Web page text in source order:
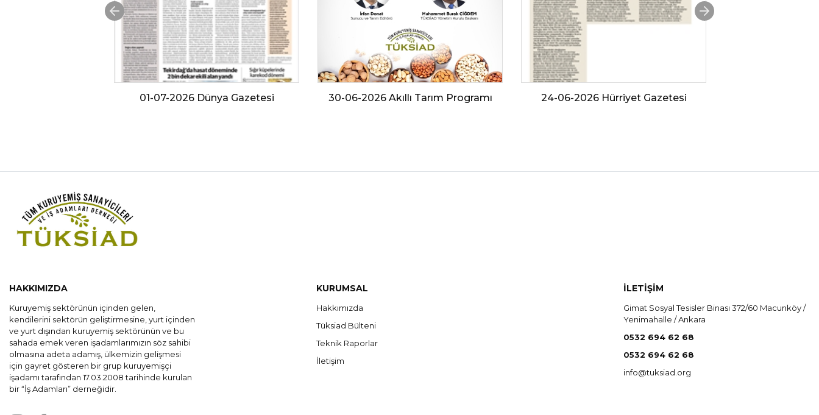
01-07-2026 Dünya Gazetesi 30-06-2026 Akıllı Tarım Programı 24-06-2026 Hürriyet Gazetesi
HAKKIMIZDA
Kuruyemiş sektörünün içinden gelen,
kendilerini sektörün geliştirmesine, yurt içinden
ve yurt dışından kuruyemiş sektörünün ve bu
sahada emek veren işadamlarımızın söz sahibi
olmasına adeta adamış, ülkemizin gelişmesi
için gayret gösteren bir grup kuruyemişçi
işadamı tarafından 17.03.2008 tarihinde kurulan
bir “İş Adamları” derneğidir.
KURUMSAL
Hakkımızda
Tüksiad Bülteni
Teknik Raporlar
İletişim
İLETİŞİM
Gimat Sosyal Tesisler Binası 372/60 Macunköy /
Yenimahalle / Ankara
0532 694 62 68
0532 694 62 68
info@tuksiad.org